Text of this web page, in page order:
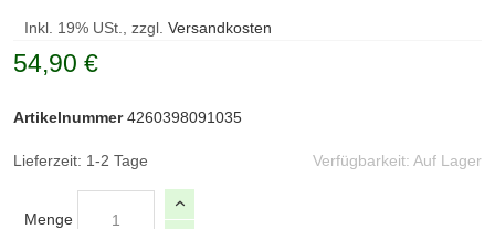
Inkl. 19% USt., zzgl. Versandkosten
54,90 €
Verfügbarkeit: Auf Lager
Artikelnummer 4260398091035
Lieferzeit: 1-2 Tage
Menge